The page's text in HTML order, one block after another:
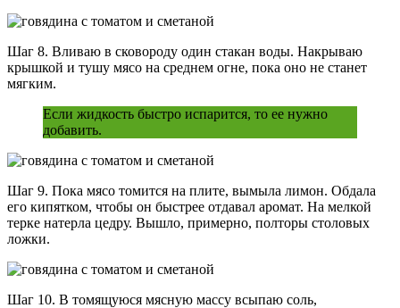
Шаг 8. Вливаю в сковороду один стакан воды. Накрываю
крышкой и тушу мясо на среднем огне, пока оно не станет
мягким.
Если жидкость быстро испарится, то ее нужно
добавить.
Шаг 9. Пока мясо томится на плите, вымыла лимон. Обдала
его кипятком, чтобы он быстрее отдавал аромат. На мелкой
терке натерла цедру. Вышло, примерно, полторы столовых
ложки.
Шаг 10. В томящуюся мясную массу всыпаю соль,